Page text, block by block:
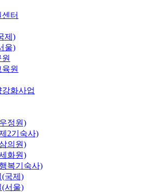
터
제)
울)
원
화사업
정원)
2기숙사)
의원)
화원)
복기숙사)
(국제)
(서울)